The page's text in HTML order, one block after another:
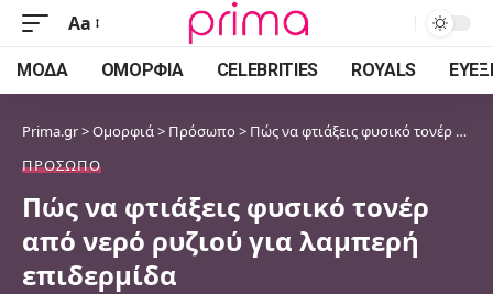
Font
Resizer
Aa
ΜΌΔΑ ΟΜΟΡΦΙΆ CELEBRITIES ROYALS
Prima.gr>Ομορφιά> Πρόσωπο > Πώς να φτιάξεις φυσικό τονέρ από νερό ρυζιού για λαμπερή επιδερμίδα
ΠΡΌΣΩΠΟ
Πώς να φτιάξεις φυσικό τονέρ
από νερό ρυζιού για λαμπερή
επιδερμίδα